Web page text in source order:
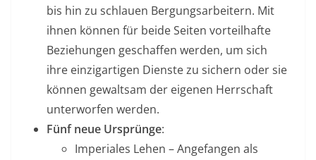
bis hin zu schlauen Bergungsarbeitern. Mit
ihnen können für beide Seiten vorteilhafte
Beziehungen geschaffen werden, um sich
ihre einzigartigen Dienste zu sichern oder sie
können gewaltsam der eigenen Herrschaft
unterworfen werden.
Fünf neue Ursprünge:
Imperiales Lehen – Angefangen als